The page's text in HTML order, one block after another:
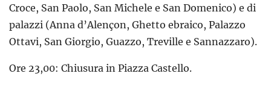
Croce, San Paolo, San Michele e San Domenico) e di
palazzi (Anna d’Alençon, Ghetto ebraico, Palazzo
Ottavi, San Giorgio, Guazzo, Treville e Sannazzaro).
Ore 23,00: Chiusura in Piazza Castello.